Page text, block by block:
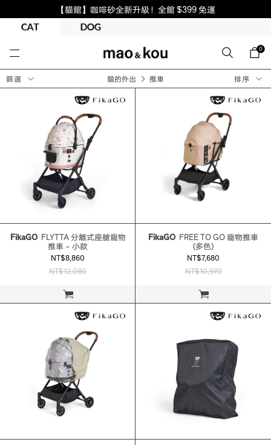
【貓館】咖啡砂全新升級！全館 $399 免運
0
篩選 排序
貓的外出 推車
立即購買
FikaGOFLYTTA 分離式座艙寵物
推車 – 小款
NT$8,860
NT$12,080
立即購買
FikaGO
(多色)
NT$7,680
NT$10,970